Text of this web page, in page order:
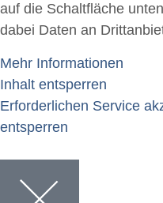
auf die Schaltfläche
dabei Daten an
Mehr Informationen
Inhalt entsperren
Erforderlichen Service
entsperren